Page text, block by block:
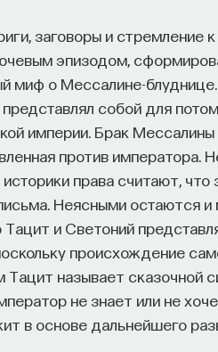
заговоры и стремление
эпизодом,
миф о Мессалине-
собой для
империи. Брак
против императора.
права считают,
Неясными остаются и
и Светоний
происхождение
называет сказочной
не знает или не
в основе дальнейшего